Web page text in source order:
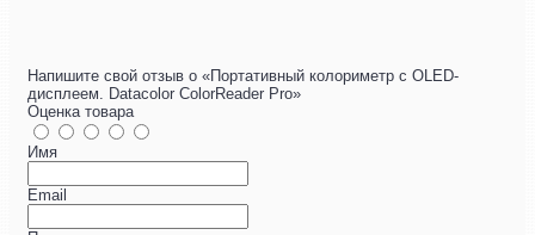
Напишите свой отзыв о «Портативный колориметр с OLED-
дисплеем. Datacolor ColorReader Pro»
Оценка товара
Имя
Email